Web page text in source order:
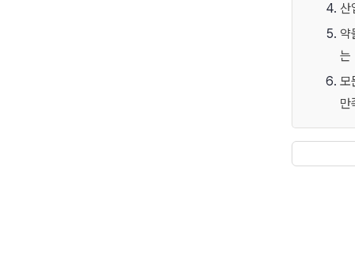
산
약
는
모
만